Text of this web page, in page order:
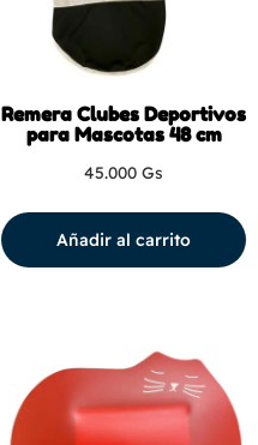
Remera Clubes Deportivos
para Mascotas 48 cm
45.000 Gs
Añadir al carrito